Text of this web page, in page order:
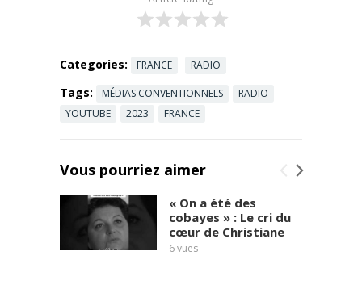
#SudRadio.
Abonnez-
plus ...
Categories: FRANCE RADIO
Tags: MÉDIAS CONVENTIONNELS
RADIO
YOUTUBE
2023 FRANCE
Vous pourriez aimer
« On a été des
cobayes » : Le cri du
cœur de Christiane
6vues